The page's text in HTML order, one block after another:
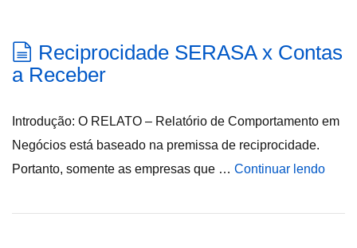
Reciprocidade SERASA x Contas
a Receber
Introdução: O RELATO – Relatório de Comportamento em
Negócios está baseado na premissa de reciprocidade.
Portanto, somente as empresas que … Continuar lendo